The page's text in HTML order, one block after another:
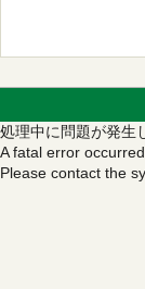
処理中に問題が発生
A fatal error occurred.
Please contact the